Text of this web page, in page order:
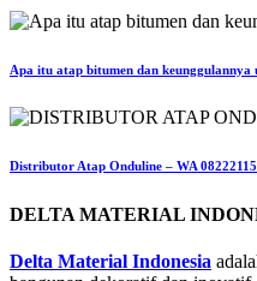
Apa itu atap bitumen dan keunggulannya
Distributor Atap Onduline – WA
DELTA MATERIAL
Delta Material Indonesia